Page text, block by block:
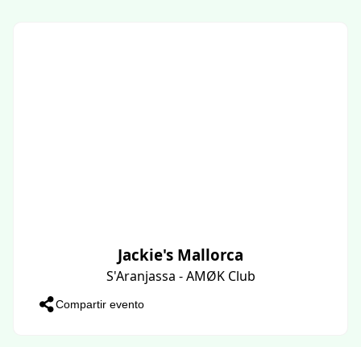
Jackie's Mallorca
S'Aranjassa - AMØK Club
Compartir evento